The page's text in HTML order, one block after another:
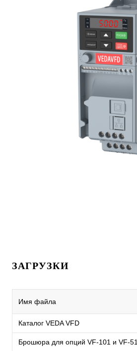
ЗАГРУЗКИ
Имя файла
Каталог VEDA VFD
Брошюра для опций VF-101 и VF-51